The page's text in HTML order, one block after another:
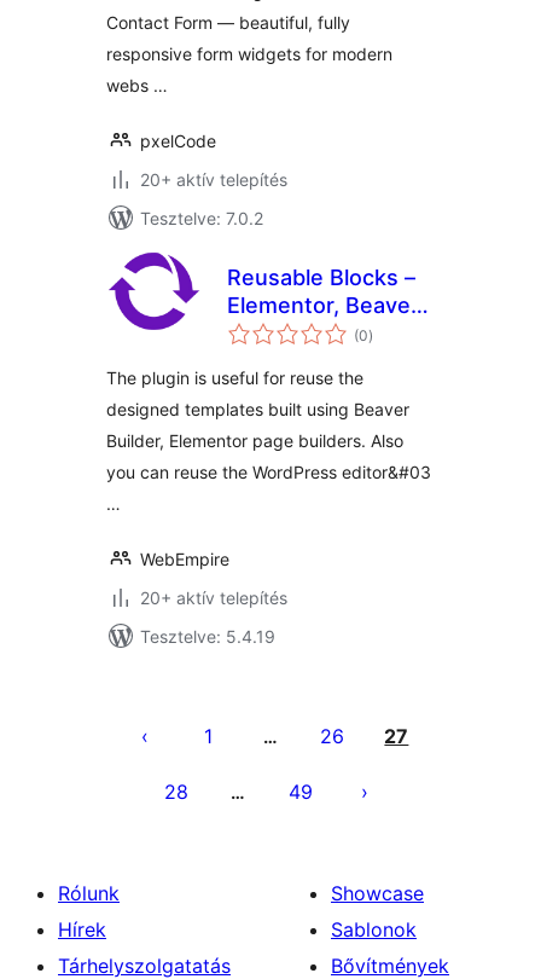
Contact Form — beautiful, fully
responsive form widgets for modern
webs …
pxelCode
20+ aktív telepítés
Tesztelve: 7.0.2
Reusable Blocks –
Elementor, Beaver
Builder, WYSIWYG,
(0értékelés
összesen
)
The plugin is useful for reuse the
designed templates built using Beaver
Builder, Elementor page builders. Also
you can reuse the WordPress editor&#03
…
WebEmpire
20+ aktív telepítés
Tesztelve: 5.4.19
lapozása
1 … 26 27
28 … 49
Rólunk
Hírek
Tárhelyszolgatatás
Showcase
Sablonok
Bővítmények